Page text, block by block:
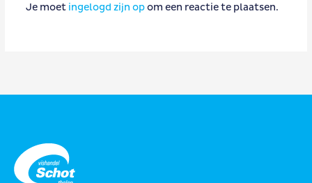
Je moet ingelogd zijn opom een reactie te plaatsen.